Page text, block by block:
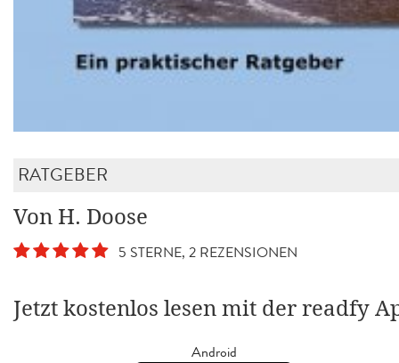
RATGEBER
Von H. Doose
5 STERNE, 2 REZENSIONEN
Jetzt kostenlos lesen mit der readfy
Android